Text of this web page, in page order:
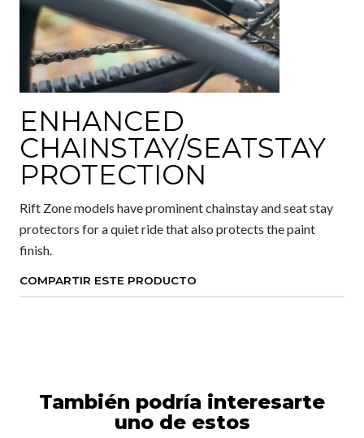
ENHANCED
CHAINSTAY/SEATSTAY
PROTECTION
Rift Zone models have prominent chainstay and seat stay
protectors for a quiet ride that also protects the paint
finish.
COMPARTIR ESTE PRODUCTO
También podría interesarte
uno de estos